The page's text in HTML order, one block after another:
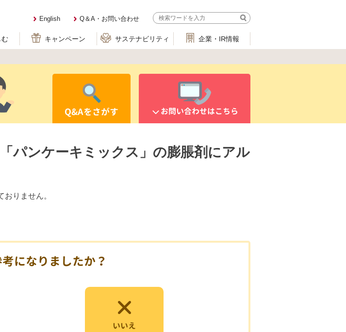
English Q＆A・お問い合わせ
む キャンペーン サステナビリティ 企業・IR情報
Q&Aをさがす お問い合わせはこちら
パンケーキミックス」の膨脹剤にアル
りません。
になりましたか？
いいえ